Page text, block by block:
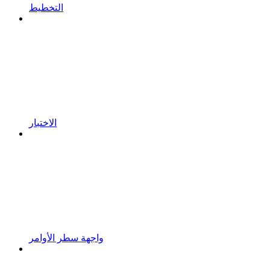
التخطيط
الاختبار
واجهة سطر الأوامر